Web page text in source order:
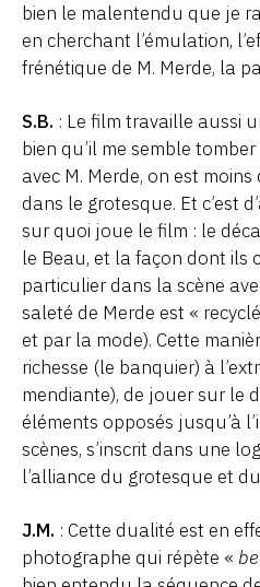
bien le malentendu que je
en cherchant l’émulation,
frénétique de M. Merde, la
S.B. : Le film travaille aussi
bien qu’il me semble
avec M. Merde, on est
dans le grotesque. Et c’est
sur quoi joue le film : le
le Beau, et la façon dont ils
particulier dans la scène
saleté de Merde est «
et par la mode). Cette
richesse (le banquier) à
mendiante), de jouer sur le
éléments opposés jusqu’à
scènes, s’inscrit dans une
l’alliance du grotesque et
J.M. : Cette dualité est en
photographe qui répète «